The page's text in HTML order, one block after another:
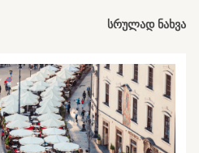
სრულად ნახვა